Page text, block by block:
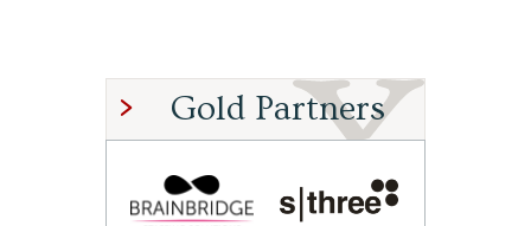
Gold Partners